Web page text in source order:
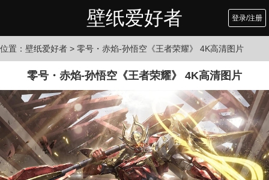
壁纸爱好者 登录/注册
位置： 壁纸爱好者 > 零号・赤焰-孙悟空《王者荣耀》 4K高清图片
零号・赤焰-孙悟空《王者荣耀》 4K高清图片